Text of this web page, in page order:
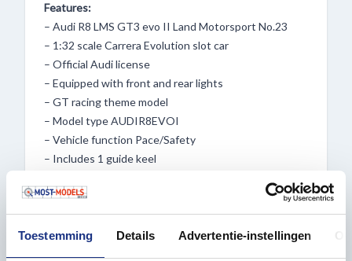
Toestemming Details Advertentie-instellingen
Features:
– Audi R8 LMS GT3 evo II Land Motorsport No.23
– 1:32 scale Carrera Evolution slot car
– Official Audi license
– Equipped with front and rear lights
– GT racing theme model
– Model type AUDIR8EVOI
– Vehicle function Pace/Safety
– Includes 1 guide keel
– Suitable for ages 8 and up
Upgrade your track with professional racing energy